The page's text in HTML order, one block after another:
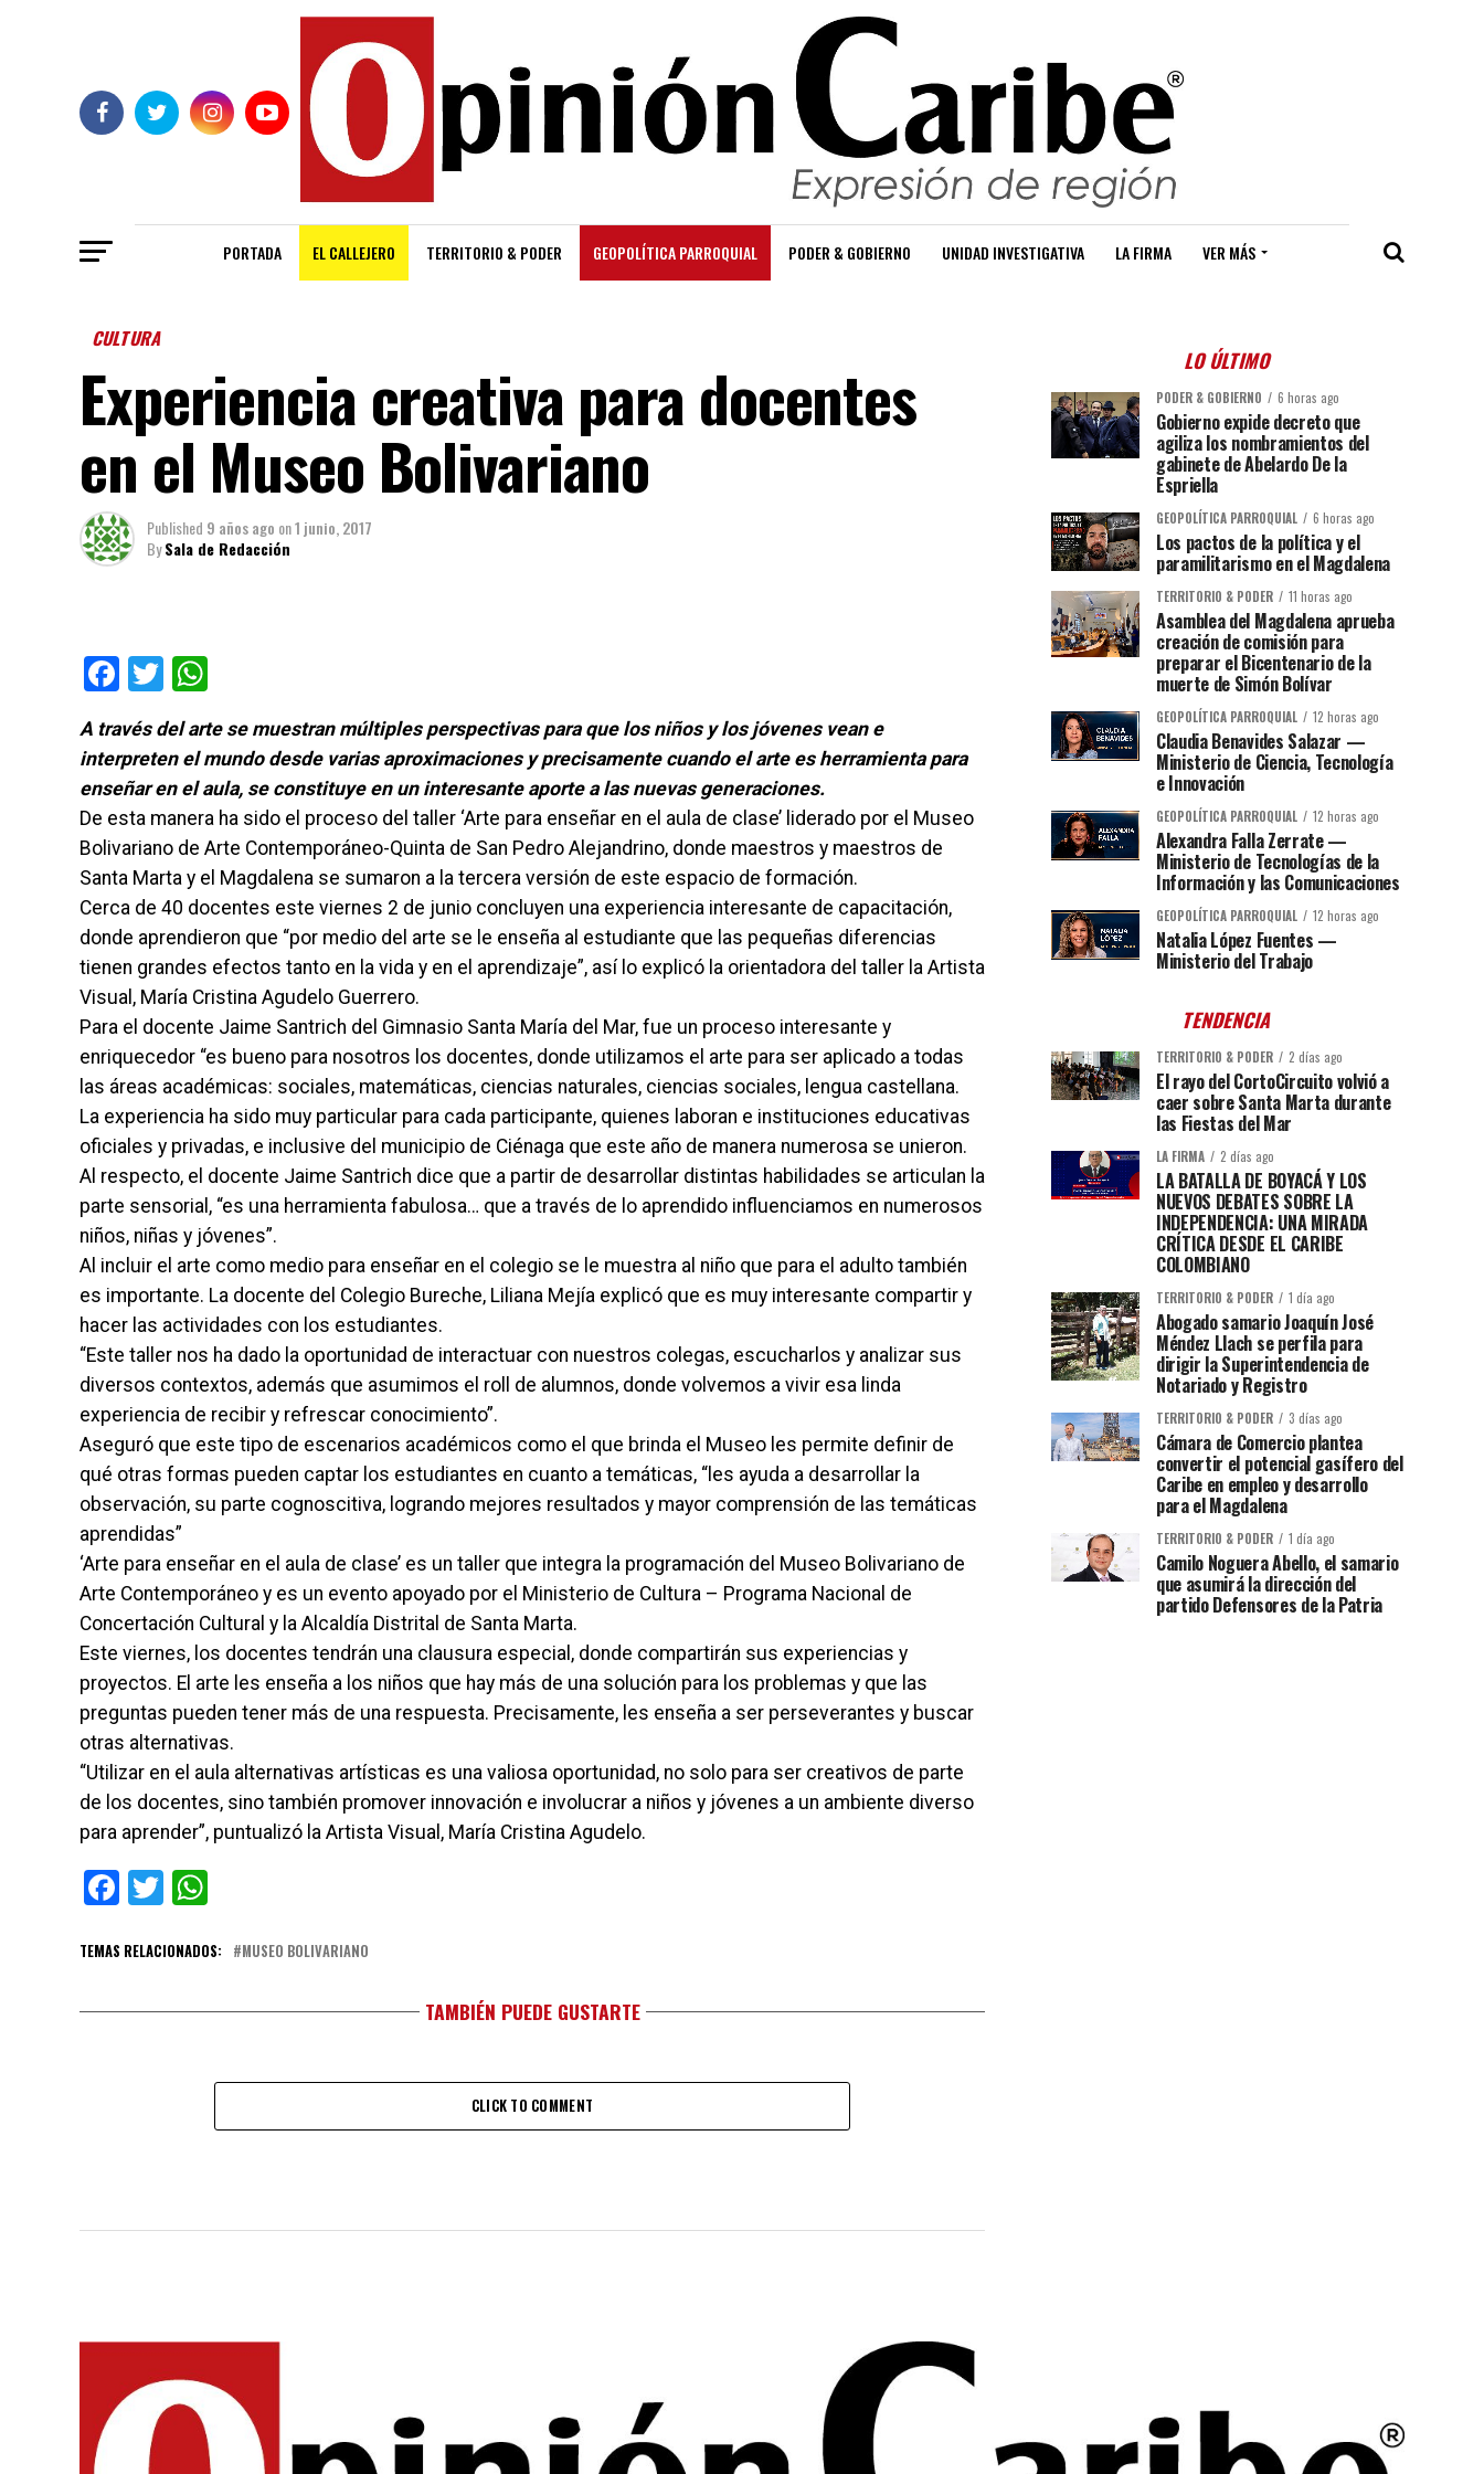
PORTADA EL CALLEJERO TERRITORIO & PODER GEOPOLÍTICA PARROQUIAL PODER & GOBIERNO UNIDAD INVESTIGATIVA LA FIRMA VER MÁS
CULTURA
Experiencia creativa para docentes
en el Museo Bolivariano
Published 9 años ago on1 junio, 2017
BySala de Redacción
Facebook
Twitter
A través del arte se muestran múltiples perspectivas para que los niños y los jóvenes vean e
interpreten el mundo desde varias aproximaciones y precisamente cuando el arte es herramienta para
enseñar en el aula, se constituye en un interesante aporte a las nuevas generaciones.
De esta manera ha sido el proceso del taller ‘Arte para enseñar en el aula de clase’ liderado por el Museo
Bolivariano de Arte Contemporáneo-Quinta de San Pedro Alejandrino, donde maestros y maestros de
Santa Marta y el Magdalena se sumaron a la tercera versión de este espacio de formación.
Cerca de 40 docentes este viernes 2 de junio concluyen una experiencia interesante de capacitación,
donde aprendieron que “por medio del arte se le enseña al estudiante que las pequeñas diferencias
tienen grandes efectos tanto en la vida y en el aprendizaje”, así lo explicó la orientadora del taller la Artista
Visual, María Cristina Agudelo Guerrero.
Para el docente Jaime Santrich del Gimnasio Santa María del Mar, fue un proceso interesante y
enriquecedor “es bueno para nosotros los docentes, donde utilizamos el arte para ser aplicado a todas
las áreas académicas: sociales, matemáticas, ciencias naturales, ciencias sociales, lengua castellana.
La experiencia ha sido muy particular para cada participante, quienes laboran e instituciones educativas
oficiales y privadas, e inclusive del municipio de Ciénaga que este año de manera numerosa se unieron.
Al respecto, el docente Jaime Santrich dice que a partir de desarrollar distintas habilidades se articulan la
parte sensorial, “es una herramienta fabulosa… que a través de lo aprendido influenciamos en numerosos
niños, niñas y jóvenes”.
Al incluir el arte como medio para enseñar en el colegio se le muestra al niño que para el adulto también
es importante. La docente del Colegio Bureche, Liliana Mejía explicó que es muy interesante compartir y
hacer las actividades con los estudiantes.
“Este taller nos ha dado la oportunidad de interactuar con nuestros colegas, escucharlos y analizar sus
diversos contextos, además que asumimos el roll de alumnos, donde volvemos a vivir esa linda
experiencia de recibir y refrescar conocimiento”.
Aseguró que este tipo de escenarios académicos como el que brinda el Museo les permite definir de
qué otras formas pueden captar los estudiantes en cuanto a temáticas, “les ayuda a desarrollar la
observación, su parte cognoscitiva, logrando mejores resultados y mayor comprensión de las temáticas
aprendidas”
‘Arte para enseñar en el aula de clase’ es un taller que integra la programación del Museo Bolivariano de
Arte Contemporáneo y es un evento apoyado por el Ministerio de Cultura – Programa Nacional de
Concertación Cultural y la Alcaldía Distrital de Santa Marta.
Este viernes, los docentes tendrán una clausura especial, donde compartirán sus experiencias y
proyectos. El arte les enseña a los niños que hay más de una solución para los problemas y que las
preguntas pueden tener más de una respuesta. Precisamente, les enseña a ser perseverantes y buscar
otras alternativas.
“Utilizar en el aula alternativas artísticas es una valiosa oportunidad, no solo para ser creativos de parte
de los docentes, sino también promover innovación e involucrar a niños y jóvenes a un ambiente diverso
para aprender”, puntualizó la Artista Visual, María Cristina Agudelo.
Facebook
Twitter
TEMAS RELACIONADOS: MUSEO BOLIVARIANO
TAMBIÉN PUEDE GUSTARTE
CLICK TO COMMENT
LO ÚLTIMO
PODER & GOBIERNO 6 horas ago
Gobierno expide decreto que
agiliza los nombramientos del
gabinete de Abelardo De la
Espriella
GEOPOLÍTICA PARROQUIAL 6 horas ago
Los pactos de la política y el
paramilitarismo en el Magdalena
TERRITORIO & PODER 11 horas ago
Asamblea del Magdalena aprueba
creación de comisión para
preparar el Bicentenario de la
muerte de Simón Bolívar
GEOPOLÍTICA PARROQUIAL 12 horas ago
Claudia Benavides Salazar —
Ministerio de Ciencia, Tecnología
e Innovación
GEOPOLÍTICA PARROQUIAL 12 horas ago
Alexandra Falla Zerrate —
Ministerio de Tecnologías de la
Información y las Comunicaciones
GEOPOLÍTICA PARROQUIAL 12 horas ago
Natalia López Fuentes —
Ministerio del Trabajo
TENDENCIA
TERRITORIO & PODER 2 días ago
El rayo del CortoCircuito volvió a
caer sobre Santa Marta durante
las Fiestas del Mar
LA FIRMA 2 días ago
LA BATALLA DE BOYACÁ Y LOS
NUEVOS DEBATES SOBRE LA
INDEPENDENCIA: UNA MIRADA
CRÍTICA DESDE EL CARIBE
COLOMBIANO
TERRITORIO & PODER 1 día ago
Abogado samario Joaquín José
Méndez Llach se perfila para
dirigir la Superintendencia de
Notariado y Registro
TERRITORIO & PODER 3 días ago
Cámara de Comercio plantea
convertir el potencial gasífero del
Caribe en empleo y desarrollo
para el Magdalena
TERRITORIO & PODER 1 día ago
Camilo Noguera Abello, el samario
que asumirá la dirección del
partido Defensores de la Patria